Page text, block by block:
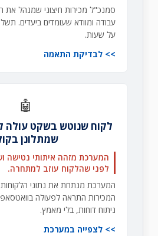
סמנכ"ל מכירות חיצוני שמנהל את
עבודה ומוודא שעומדים ביעדים.
על שעות.
לבדיקת התאמה
🤖
לקוח שנוטש בשקט עולה
שמתלונן
המערכת מזהה איתותי נטישה
לפני שהלקוח עוזב למתחרה.
המערכת מנתחת את נתוני
המכירות התראה לפעולה
ניתוח דוחות, בלי מאמץ.
לצפייה במערכת